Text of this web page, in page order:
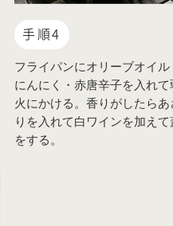
手順4
フライパンにオリーブオイル
にんにく・赤唐辛子を入れて
火にかける。香りがしたらあ
りを入れて白ワインを加えて
をする。